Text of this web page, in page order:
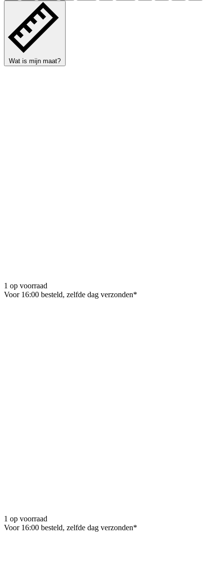
Wat is mijn maat?
1 op voorraad
Voor 16:00 besteld, zelfde dag verzonden*
1 op voorraad
Voor 16:00 besteld, zelfde dag verzonden*